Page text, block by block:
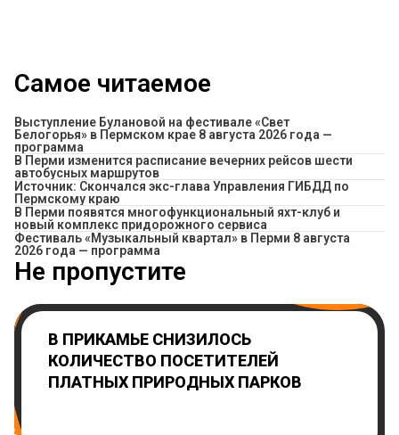
Самое читаемое
Выступление Булановой на фестивале «Свет
Белогорья» в Пермском крае 8 августа 2026 года —
программа
​В Перми изменится расписание вечерних рейсов шести
автобусных маршрутов
Источник: Скончался экс-глава Управления ГИБДД по
Пермскому краю
В Перми появятся многофункциональный яхт-клуб и
новый комплекс придорожного сервиса
Фестиваль «Музыкальный квартал» в Перми 8 августа
2026 года — программа
Не пропустите
В ПРИКАМЬЕ СНИЗИЛОСЬ
КОЛИЧЕСТВО ПОСЕТИТЕЛЕЙ
ПЛАТНЫХ ПРИРОДНЫХ ПАРКОВ